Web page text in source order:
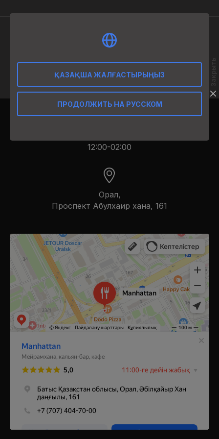
50 ml
12:00-02:00
Орал,
​Проспект Абулхаир хана, 161
Manhattan
Ресторан в Уральске
Кальян-бар в Уральске
ҚАЗАҚША ЖАЛҒАСТЫРЫҢЫЗ
ПРОДОЛЖИТЬ НА РУССКОМ